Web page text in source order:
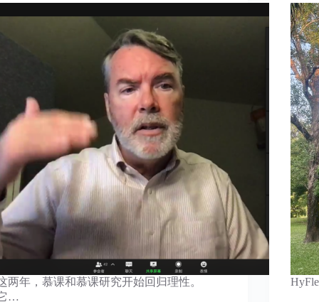
两年，慕课和慕课研究开始回归理性。
…